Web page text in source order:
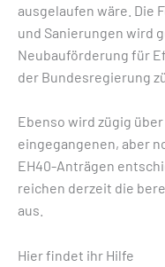
ausgelaufen wäre. Die
und Sanierungen wird
Neubauförderung für
der Bundesregierung
Ebenso wird zügig
eingegangenen, aber
EH40-Anträgen
reichen derzeit die
aus.
Hier findet ihr Hilfe